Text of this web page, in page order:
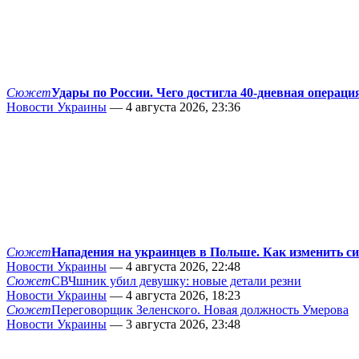
СюжетУдары по России. Чего достигла 40-дневная
Новости Украины — 4 августа 2026, 23:36
СюжетНападения на украинцев в Польше. Как изменить
Новости Украины — 4 августа 2026, 22:48
СюжетСВЧшник убил девушку: новые детали резни
Новости Украины — 4 августа 2026, 18:23
СюжетПереговорщик Зеленского. Новая должность Умерова
Новости Украины — 3 августа 2026, 23:48